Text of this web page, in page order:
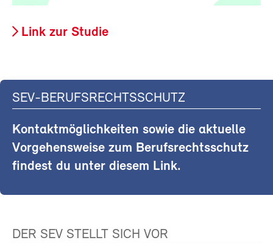
Link zur Studie
SEV-BERUFSRECHTSSCHUTZ
Kontaktmöglichkeiten sowie die aktuelle
Vorgehensweise zum Berufsrechtsschutz
findest du unter diesem Link.
DER SEV STELLT SICH VOR